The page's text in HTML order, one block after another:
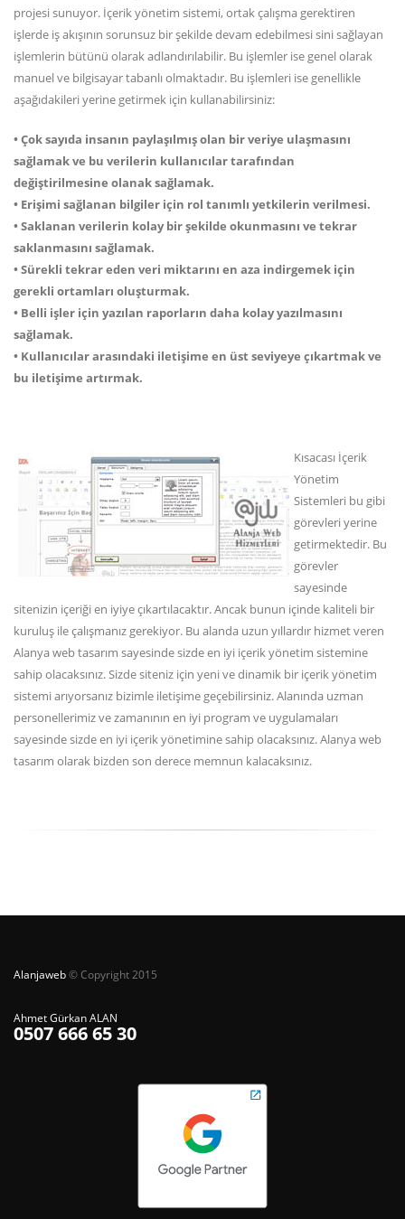
projesi sunuyor. İçerik yönetim sistemi, ortak çalışma gerektiren
işlerde iş akışının sorunsuz bir şekilde devam edebilmesi sini sağlayan
işlemlerin bütünü olarak adlandırılabilir. Bu işlemler ise genel olarak
manuel ve bilgisayar tabanlı olmaktadır. Bu işlemleri ise genellikle
aşağıdakileri yerine getirmek için kullanabilirsiniz:
• Çok sayıda insanın paylaşılmış olan bir veriye ulaşmasını
sağlamak ve bu verilerin kullanıcılar tarafından
değiştirilmesine olanak sağlamak.
• Erişimi sağlanan bilgiler için rol tanımlı yetkilerin verilmesi.
• Saklanan verilerin kolay bir şekilde okunmasını ve tekrar
saklanmasını sağlamak.
• Sürekli tekrar eden veri miktarını en aza indirgemek için
gerekli ortamları oluşturmak.
• Belli işler için yazılan raporların daha kolay yazılmasını
sağlamak.
• Kullanıcılar arasındaki iletişime en üst seviyeye çıkartmak ve
bu iletişime artırmak.
Kısacası İçerik
Yönetim
Sistemleri bu gibi
görevleri yerine
getirmektedir. Bu
görevler
sayesinde
sitenizin içeriği en iyiye çıkartılacaktır. Ancak bunun içinde kaliteli bir
kuruluş ile çalışmanız gerekiyor. Bu alanda uzun yıllardır hizmet veren
Alanya web tasarım sayesinde sizde en iyi içerik yönetim sistemine
sahip olacaksınız. Sizde siteniz için yeni ve dinamik bir içerik yönetim
sistemi arıyorsanız bizimle iletişime geçebilirsiniz. Alanında uzman
personellerimiz ve zamanının en iyi program ve uygulamaları
sayesinde sizde en iyi içerik yönetimine sahip olacaksınız. Alanya web
tasarım olarak bizden son derece memnun kalacaksınız.
Alanjaweb© Copyright 2015
Ahmet Gürkan ALAN
0507 666 65 30